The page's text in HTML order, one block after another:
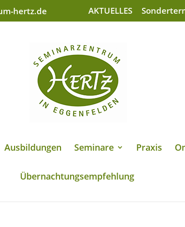
hertz.de AKTUELLES
Ausbildungen Seminare Praxis
Übernachtungsempfehlung